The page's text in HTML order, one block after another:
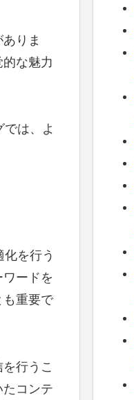
りま
な魅力
は、よ
を行う
ードを
も重要で
行うこ
コンテ